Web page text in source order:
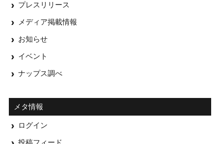
プレスリリース
メディア掲載情報
お知らせ
イベント
ナップス調べ
メタ情報
ログイン